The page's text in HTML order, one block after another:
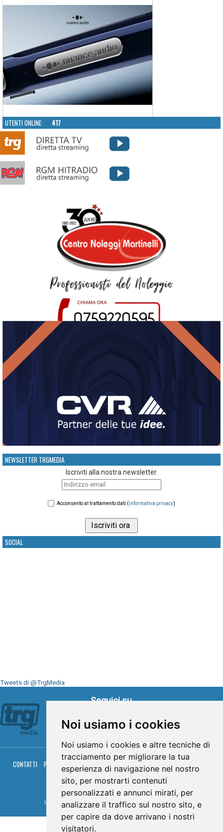
Noi usiamo i cookies
Noi usiamo i cookies e altre tecniche di
tracciamento per migliorare la tua
esperienza di navigazione nel nostro
sito, per mostrarti contenuti
personalizzati e annunci mirati, per
analizzare il traffico sul nostro sito, e
per capire da dove arrivano i nostri
visitatori.
UTENTI ONLINE: 417
NEWSLETTER TRGMEDIA
Iscriviti alla nostra newsletter
Acconsento al trattamento dati (informativa privacy)
SOCIAL
Tweets di @TrgMedia
Seguici su
CONTATTI PRIVACY COOKIES PALINSESTO DIRETTA TV
DIRETTA RADIO
RGM HITRADIO
© TRG Media 2005-2026
Umbria Televisioni s.r.l. - P.I.00496230541 - www.trgmedia.it- Powered by